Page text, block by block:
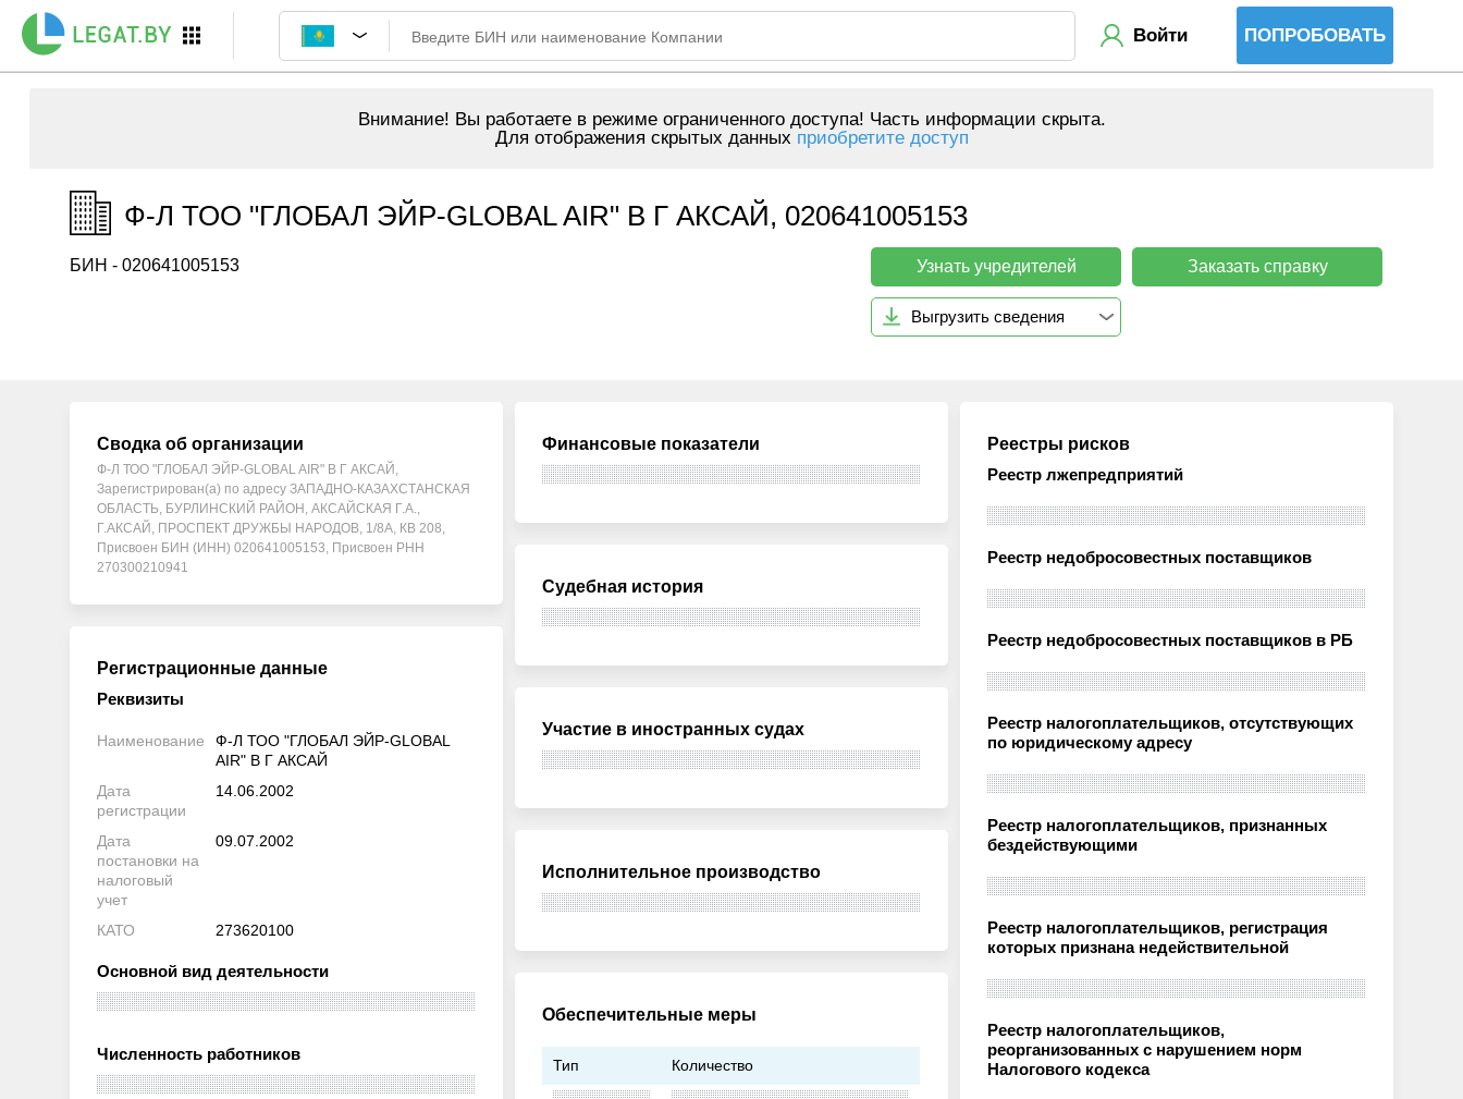
Войти ПОПРОБОВАТЬ
Внимание! Вы работаете в режиме ограниченного доступа! Часть информации скрыта.
Для отображения скрытых данных приобретите доступ
Ф-Л ТОО "ГЛОБАЛ ЭЙР-GLOBAL AIR" В Г АКСАЙ, 020641005153
БИН - 020641005153 Узнать учредителей Заказать справку
Выгрузить сведения
Сводка об организации
Ф-Л ТОО "ГЛОБАЛ ЭЙР-GLOBAL AIR" В Г АКСАЙ,
Зарегистрирован(а) по адресу ЗАПАДНО-КАЗАХСТАНСКАЯ
ОБЛАСТЬ, БУРЛИНСКИЙ РАЙОН, АКСАЙСКАЯ Г.А.,
Г.АКСАЙ, ПРОСПЕКТ ДРУЖБЫ НАРОДОВ, 1/8А, КВ 208,
Присвоен БИН (ИНН) 020641005153, Присвоен РНН
270300210941
Регистрационные данные
Реквизиты
Наименование
Ф-Л ТОО "ГЛОБАЛ ЭЙР-GLOBAL
AIR" В Г АКСАЙ
Дата
регистрации
14.06.2002
Дата
постановки на
налоговый
учет
09.07.2002
КАТО 273620100
Основной вид деятельности
Численность работников
Финансовые показатели
Судебная история
Участие в иностранных судах
Исполнительное производство
Обеспечительные меры
Тип Количество
Реестры рисков
Реестр лжепредприятий
Реестр недобросовестных поставщиков
Реестр недобросовестных поставщиков в РБ
Реестр налогоплательщиков, отсутствующих
по юридическому адресу
Реестр налогоплательщиков, признанных
бездействующими
Реестр налогоплательщиков, регистрация
которых признана недействительной
Реестр налогоплательщиков,
реорганизованных с нарушением норм
Налогового кодекса